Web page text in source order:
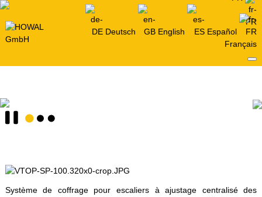
Deutsch English
Español
Français
Système de coffrage pour escaliers à ajustage centralisé des